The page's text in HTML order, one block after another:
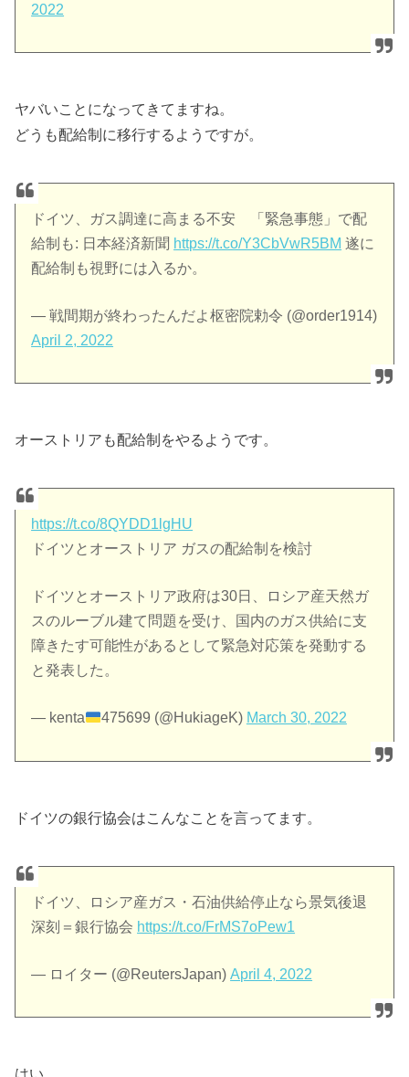
2022
ヤバいことになってきてますね。
どうも配給制に移行するようですが。
ドイツ、ガス調達に高まる不安 「緊急事態」で配
給制も: 日本経済新聞 https://t.co/Y3CbVwR5BM 遂に
配給制も視野には入るか。
— 戦間期が終わったんだよ枢密院勅令 (@order1914)
April 2, 2022
オーストリアも配給制をやるようです。
https://t.co/8QYDD1lgHU
ドイツとオーストリア ガスの配給制を検討
ドイツとオーストリア政府は30日、ロシア産天然ガ
スのルーブル建て問題を受け、国内のガス供給に支
障きたす可能性があるとして緊急対応策を発動する
と発表した。
— kenta 475699 (@HukiageK) March 30, 2022
ドイツの銀行協会はこんなことを言ってます。
ドイツ、ロシア産ガス・石油供給停止なら景気後退
深刻＝銀行協会 https://t.co/FrMS7oPew1
— ロイター (@ReutersJapan)April 4, 2022
はい。